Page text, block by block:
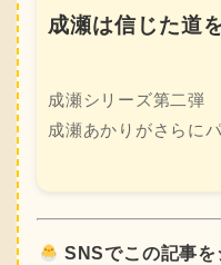
成瀬は信じた道
成瀬シリーズ第二弾
成瀬あかりがさらに
SNSでこの記事